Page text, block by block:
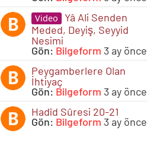
Video
Yâ Ali Senden
Meded, Deyiş, Seyyid
Nesimi
Gön: Bilgeform 3 ay önce
Peygamberlere Olan
İhtiyaç
Gön: Bilgeform 3 ay önce
Hadîd Sûresi 20-21
Gön: Bilgeform 3 ay önce